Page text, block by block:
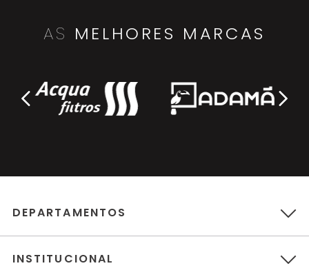
AS MELHORES MARCAS
DEPARTAMENTOS
INSTITUCIONAL